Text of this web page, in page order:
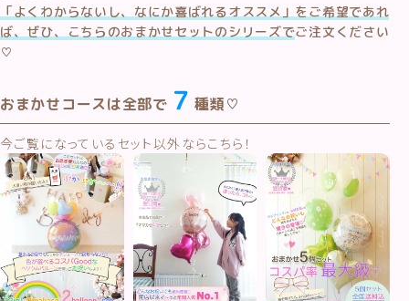
「よくわからないし、なにか喜ばれるオススメ」をご希望であれ
ば、ぜひ、こちらのおまかせセットのシリーズでご注文ください
♡
おまかせコースは全部で ７ 種類♡
今ご覧になっているセット以外ならこちら！